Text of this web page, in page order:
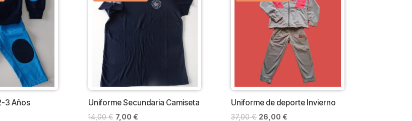
3 Años
El
Uniforme Secundaria Camiseta
14,00€ El
7,00 €El
Uniforme de deporte Invierno
37,00€ El
26,00 €